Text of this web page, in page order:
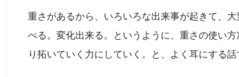
重さがあるから、いろいろな出来事が起きて、
べる。変化出来る。というように、重さの使い
り拓いていく力にしていく。と、よく耳にする話